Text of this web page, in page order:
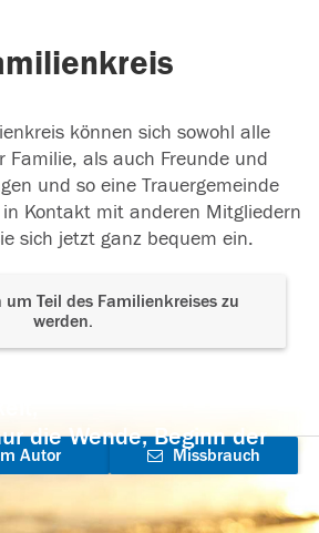
können sich sowohl alle
Familie, als auch Freunde und
und so eine Trauergemeinde
Kontakt mit anderen Mitgliedern
sich jetzt ganz bequem ein.
Teil des Familienkreises zu
werden.
die Wende, Beginn der
Autor
Missbrauch